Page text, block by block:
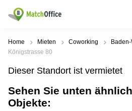
Mieten / Vermieten
Produktseiten
Büro
mieten
Beliebte
Städte
Büro
mieten
Beliebte
Suchanfragen
Regus
Dortmund
Hilfe
Über uns
Home Mieten Coworking
Königstrasse 80
Dieser Standort ist vermietet
Sehen Sie unten
Objekte: